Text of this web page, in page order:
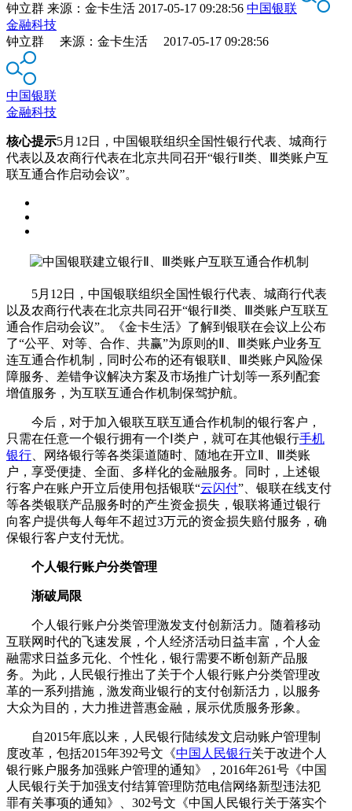
钟立群 来源： 金卡生活 2017-05-17 09:28:56 中国银联
金融科技
钟立群 来源：金卡生活 2017-05-17 09:28:56
中国银联
金融科技
核心提示5月12日，中国银联组织全国性银行代表、城商行
代表以及农商行代表在北京共同召开“银行Ⅱ类、Ⅲ类账户互
联互通合作启动会议”。
5月12日，中国银联组织全国性银行代表、城商行代表
以及农商行代表在北京共同召开“银行Ⅱ类、Ⅲ类账户互联互
通合作启动会议”。《金卡生活》了解到银联在会议上公布
了“公平、对等、合作、共赢”为原则的Ⅱ、Ⅲ类账户业务互
连互通合作机制，同时公布的还有银联Ⅱ、Ⅲ类账户风险保
障服务、差错争议解决方案及市场推广计划等一系列配套
增值服务，为互联互通合作机制保驾护航。
今后，对于加入银联互联互通合作机制的银行客户，
只需在任意一个银行拥有一个Ⅰ类户，就可在其他银行手机
银行 、网络银行等各类渠道随时、随地在开立Ⅱ、Ⅲ类账
户，享受便捷、全面、多样化的金融服务。同时，上述银
行客户在账户开立后使用包括银联“云闪付”、银联在线支付
等各类银联产品服务时的产生资金损失，银联将通过银行
向客户提供每人每年不超过3万元的资金损失赔付服务，确
保银行客户支付无忧。
个人银行账户分类管理
渐破局限
个人银行账户分类管理激发支付创新活力。随着移动
互联网时代的飞速发展，个人经济活动日益丰富，个人金
融需求日益多元化、个性化，银行需要不断创新产品服
务。为此，人民银行推出了关于个人银行账户分类管理改
革的一系列措施，激发商业银行的支付创新活力，以服务
大众为目的，大力推进普惠金融，展示优质服务形象。
自2015年底以来，人民银行陆续发文启动账户管理制
度改革，包括2015年392号文《中国人民银行关于改进个人
银行账户服务加强账户管理的通知》，2016年261号《中国
人民银行关于加强支付结算管理防范电信网络新型违法犯
罪有关事项的通知》、302号文《中国人民银行关于落实个